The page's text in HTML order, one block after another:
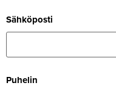
Säh­kö­posti
Puhelin